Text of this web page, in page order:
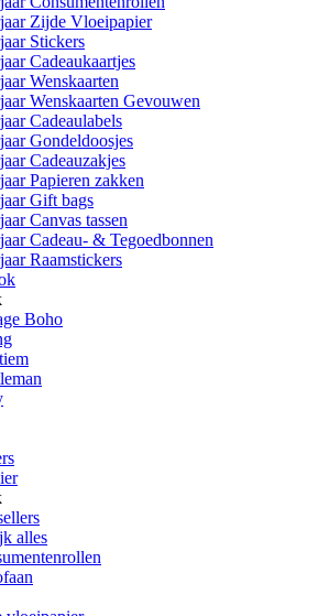
Zijde Vloeipapier
Stickers
Cadeaukaartjes
Wenskaarten
Wenskaarten Gevouwen
Cadeaulabels
Gondeldoosjes
Cadeauzakjes
Papieren zakken
Gift bags
Canvas tassen
Cadeau- & Tegoedbonnen
Raamstickers
Boho
alles